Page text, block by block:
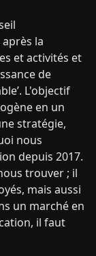
la
et activités et
de
L'objectif
en un
stratégie,
nous
depuis 2017.
trouver ; il
mais aussi
un marché en
il faut